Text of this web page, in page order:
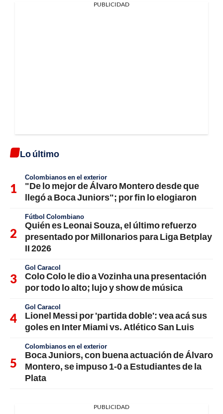
PUBLICIDAD
Lo último
Colombianos en el exterior
"De lo mejor de Álvaro Montero desde que
llegó a Boca Juniors"; por fin lo elogiaron
Fútbol Colombiano
Quién es Leonai Souza, el último refuerzo
presentado por Millonarios para Liga Betplay
II 2026
Gol Caracol
Colo Colo le dio a Vozinha una presentación
por todo lo alto; lujo y show de música
Gol Caracol
Lionel Messi por 'partida doble': vea acá sus
goles en Inter Miami vs. Atlético San Luis
Colombianos en el exterior
Boca Juniors, con buena actuación de Álvaro
Montero, se impuso 1-0 a Estudiantes de la
Plata
PUBLICIDAD